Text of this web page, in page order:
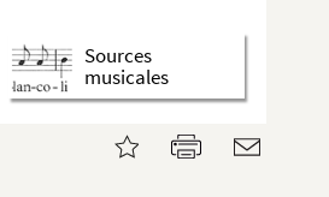
Sources
musicales